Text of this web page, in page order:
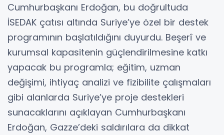
Cumhurbaşkanı Erdoğan, bu doğrultuda
İSEDAK çatısı altında Suriye’ye özel bir destek
programının başlatıldığını duyurdu. Beşerî ve
kurumsal kapasitenin güçlendirilmesine katkı
yapacak bu programla; eğitim, uzman
değişimi, ihtiyaç analizi ve fizibilite çalışmaları
gibi alanlarda Suriye’ye proje destekleri
sunacaklarını açıklayan Cumhurbaşkanı
Erdoğan, Gazze’deki saldırılara da dikkat